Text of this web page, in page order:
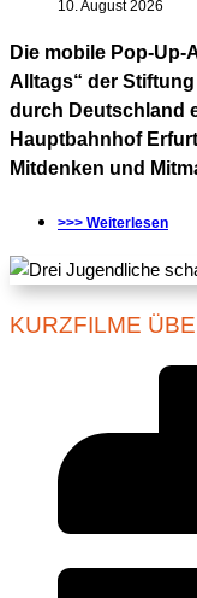
10. August 2026
Die mobile Pop-
Alltags“ der
durch Deutschland
Hauptbahnhof
Mitdenken und
>>> Weiterlesen
KURZFILME